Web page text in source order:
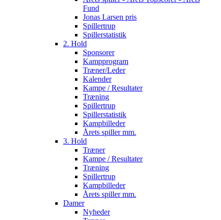
Fund
Jonas Larsen pris
Spillertrup
Spillerstatistik
2. Hold
Sponsorer
Kampprogram
Træner/Leder
Kalender
Kampe / Resultater
Træning
Spillertrup
Spillerstatistik
Kampbilleder
Årets spiller mm.
3. Hold
Træner
Kampe / Resultater
Træning
Spillertrup
Kampbilleder
Årets spiller mm.
Damer
Nyheder